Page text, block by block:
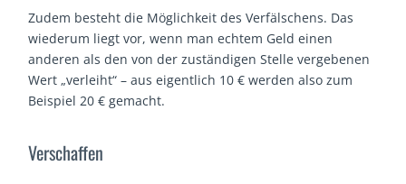
Zudem besteht die Möglichkeit des Verfälschens. Das
wiederum liegt vor, wenn man echtem Geld einen
anderen als den von der zuständigen Stelle vergebenen
Wert „verleiht“ – aus eigentlich 10 € werden also zum
Beispiel 20 € gemacht.
Verschaffen